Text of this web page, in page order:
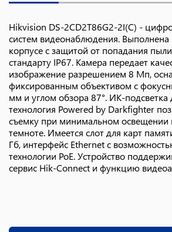
Hikvision DS-2CD2T86G2-2I(C) -
систем видеонаблюдения.
корпусе с защитой от попадания
стандарту IP67. Камера передает
изображение разрешением 8 Мп,
фиксированным объективом с
мм и углом обзора 87°. ИК-
технология Powered by Darkfighter
съемку при минимальном освещении
темноте. Имеется слот для карт
Гб, интерфейс Ethernet с
технологии PoE. Устройство
сервис Hik-Connect и функцию